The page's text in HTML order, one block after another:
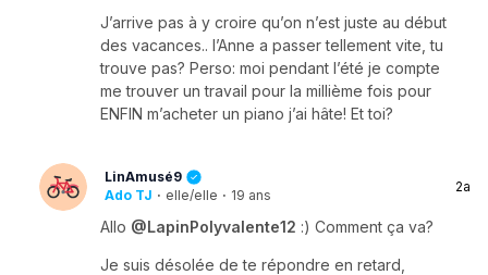
J’arrive pas à y croire qu’on n’est juste au début
des vacances.. l’Anne a passer tellement vite, tu
trouve pas? Perso: moi pendant l’été je compte
me trouver un travail pour la millième fois pour
ENFIN m’acheter un piano j’ai hâte! Et toi?
LinAmusé9
Ado TJ · elle/elle · 19 ans
2a
Allo @LapinPolyvalente12 :) Comment ça va?
Je suis désolée de te répondre en retard,